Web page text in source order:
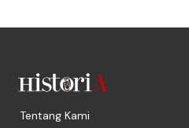
Tentang Kami